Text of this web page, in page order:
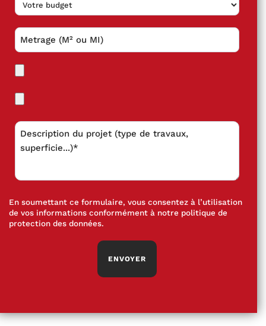
En soumettant ce formulaire, vous consentez à l’utilisation
de vos informations conformément à notre politique de
protection des données.